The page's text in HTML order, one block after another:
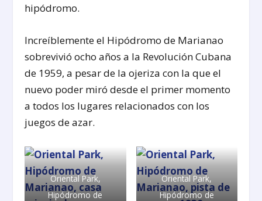
hipódromo.
Increíblemente el Hipódromo de Marianao
sobrevivió ocho años a la Revolución Cubana
de 1959, a pesar de la ojeriza con la que el
nuevo poder miró desde el primer momento
a todos los lugares relacionados con los
juegos de azar.
Oriental Park,
Hipódromo de
Oriental Park,
Hipódromo de